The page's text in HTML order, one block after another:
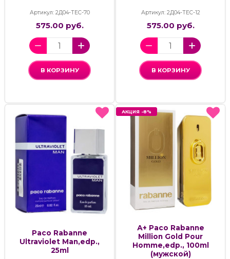
Артикул: 2Д04-ТЕС-70
575.00 руб.
В КОРЗИНУ
Артикул: 2Д04-ТЕС-12
575.00 руб.
В КОРЗИНУ
Paco Rabanne
Ultraviolet Man,edp.,
25ml
АКЦИЯ -8%
А+ Paco Rabanne
Million Gold Pour
Homme,edp., 100ml
(мужской)
АКЦИЯ -8%